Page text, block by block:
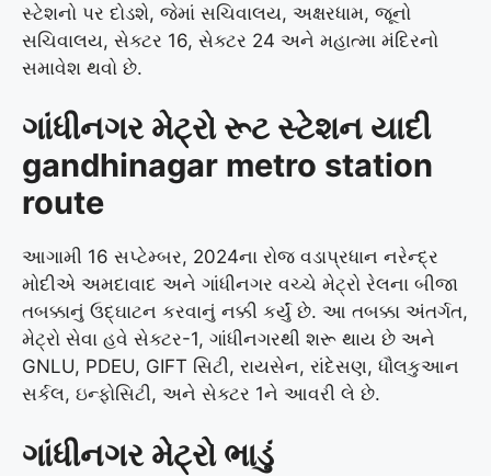
સ્ટેશનો પર દોડશે, જેમાં સચિવાલય, અક્ષરધામ, જૂનો
સચિવાલય, સેક્ટર 16, સેક્ટર 24 અને મહાત્મા મંદિરનો
સમાવેશ થવો છે.
ગાંધીનગર મેટ્રો રૂટ સ્ટેશન યાદી
gandhinagar metro station
route
આગામી 16 સપ્ટેમ્બર, 2024ના રોજ વડાપ્રધાન નરેન્દ્ર
મોદીએ અમદાવાદ અને ગાંધીનગર વચ્ચે મેટ્રો રેલના બીજા
તબક્કાનું ઉદ્ઘાટન કરવાનું નક્કી કર્યું છે. આ તબક્કા અંતર્ગત,
મેટ્રો સેવા હવે સેક્ટર-1, ગાંધીનગરથી શરૂ થાય છે અને
GNLU, PDEU, GIFT સિટી, રાયસેન, રાંદેસણ, ધૌલકુઆન
સર્કલ, ઇન્ફોસિટી, અને સેક્ટર 1ને આવરી લે છે.
ગાંધીનગર મેટ્રો ભાડું